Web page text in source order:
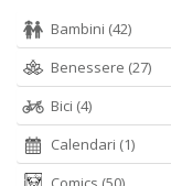
Bambini (42)
Benessere (27)
Bici (4)
Calendari (1)